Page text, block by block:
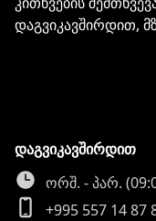
დაგვიკავშირდით,
დაგვიკავშირდით
ორშ. - პარ.
+995 557 14 87